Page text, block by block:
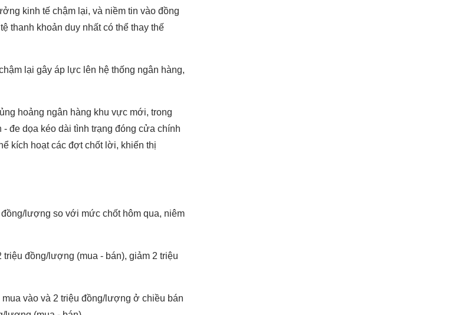
kinh tế chậm lại, và niềm tin vào đồng
thanh khoản duy nhất có thể thay thế
lại gây áp lực lên hệ thống ngân hàng,
hoảng ngân hàng khu vực mới, trong
đe dọa kéo dài tình trạng đóng cửa chính
kích hoạt các đợt chốt lời, khiến thị
lượng so với mức chốt hôm qua, niêm
đồng/lượng (mua - bán), giảm 2 triệu
vào và 2 triệu đồng/lượng ở chiều bán